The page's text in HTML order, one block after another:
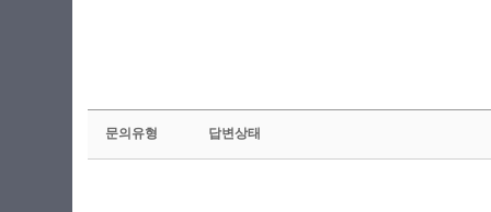
문의유형 답변상태